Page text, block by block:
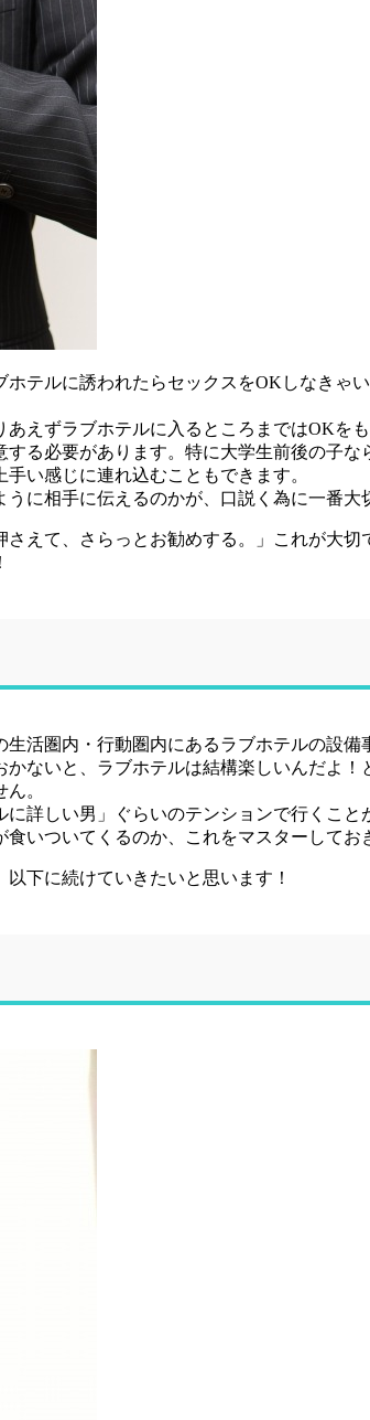
テルに誘われたらセックスをOKしなきゃ
えずラブホテルに入るところまではOKを
る必要があります。特に大学生前後の子
い感じに連れ込むこともできます。
に相手に伝えるのかが、口説く為に一番大
えて、さらっとお勧めする。」これが大
活圏内・行動圏内にあるラブホテルの設備
ないと、ラブホテルは結構楽しいんだよ
。
詳しい男」ぐらいのテンションで行くこと
いついてくるのか、これをマスターしてお
下に続けていきたいと思います！